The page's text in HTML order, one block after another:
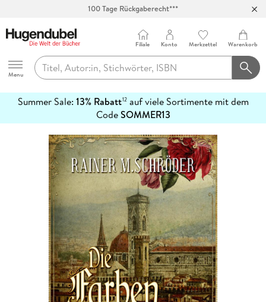
100 Tage Rückgaberecht***
Hugendubel
Menu
Filiale Konto Merkzettel Warenkorb
Summer Sale: 13% Rabatt12auf viele Sortimente mit dem
CodeSOMMER13
erfahren